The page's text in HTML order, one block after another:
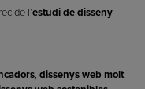
de l’estudi de disseny
, dissenys web molt